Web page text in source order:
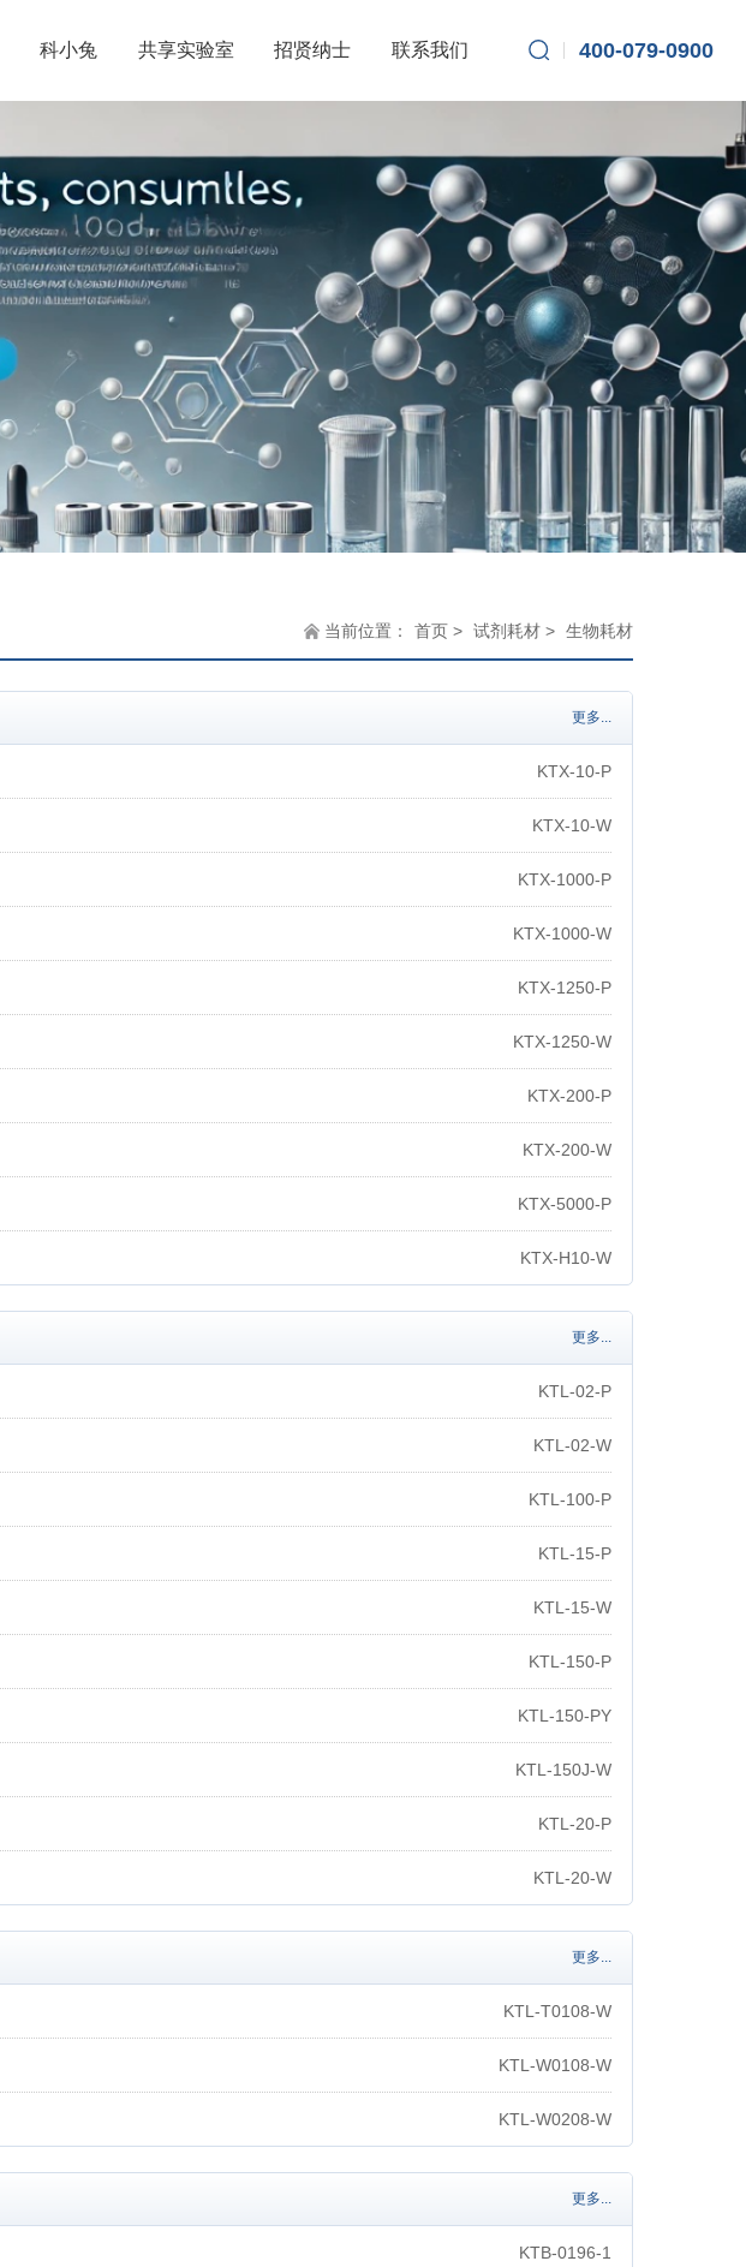
科小兔 共享实验室 招贤纳士 联系我们 400-079-0900
当前位置： 首页 > 试剂耗材 > 生物耗材
更多...
KTX-10-P
KTX-10-W
KTX-1000-P
KTX-1000-W
KTX-1250-P
KTX-1250-W
KTX-200-P
KTX-200-W
KTX-5000-P
KTX-H10-W
更多...
KTL-02-P
KTL-02-W
KTL-100-P
KTL-15-P
KTL-15-W
KTL-150-P
KTL-150-PY
KTL-150J-W
KTL-20-P
KTL-20-W
更多...
KTL-T0108-W
KTL-W0108-W
KTL-W0208-W
更多...
KTB-0196-1